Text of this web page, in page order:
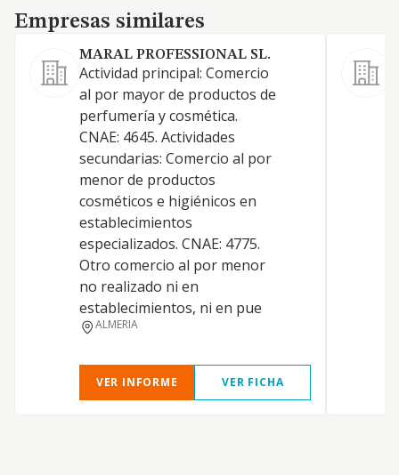
Empresas similares
Empresas similares
MARAL PROFESSIONAL SL.
Actividad principal: Comercio
al por mayor de productos de
perfumería y cosmética.
CNAE: 4645. Actividades
secundarias: Comercio al por
menor de productos
cosméticos e higiénicos en
establecimientos
especializados. CNAE: 4775.
Otro comercio al por menor
no realizado ni en
establecimientos, ni en pue
ALMERIA
VER INFORME VER FICHA